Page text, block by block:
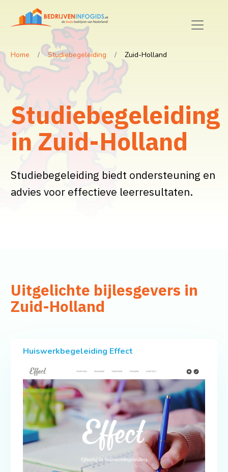
Home Studiebegeleiding Zuid-Holland
Studiebegeleiding
in Zuid-Holland
Studiebegeleiding biedt ondersteuning en
advies voor effectieve leerresultaten.
Uitgelichte bijlesgevers in
Zuid-Holland
Huiswerkbegeleiding Effect